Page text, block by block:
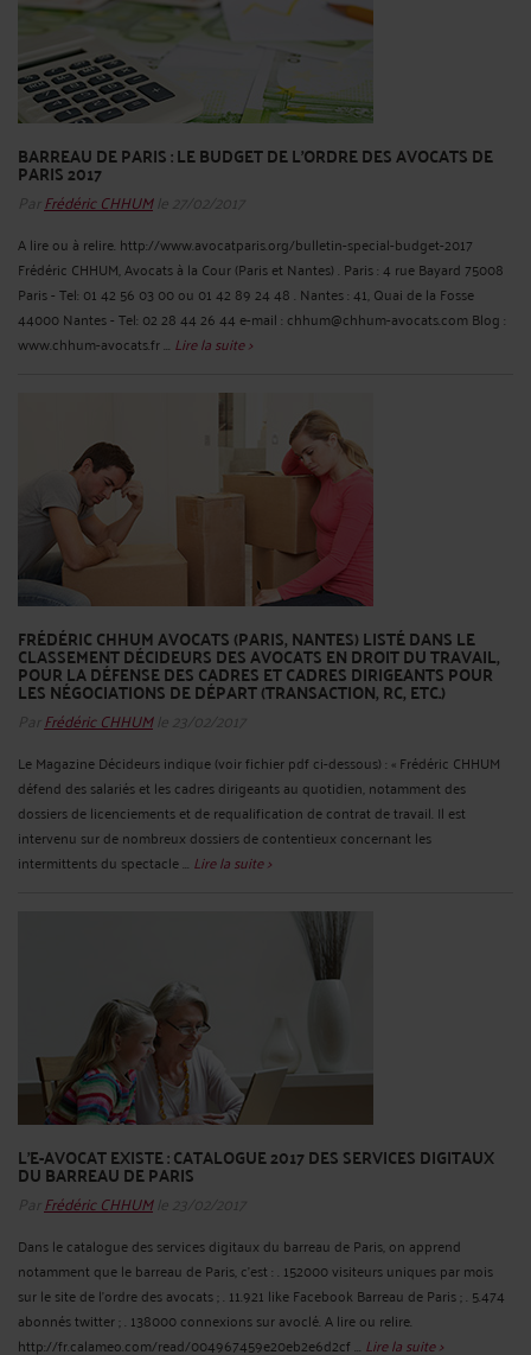
BARREAU DE PARIS : LE BUDGET DE L’ORDRE DES AVOCATS DE
PARIS 2017
Par Frédéric CHHUMle 27/02/2017
A lire ou à relire. http://www.avocatparis.org/bulletin-special-budget-2017
Frédéric CHHUM, Avocats à la Cour (Paris et Nantes) . Paris : 4 rue Bayard 75008
Paris - Tel: 01 42 56 03 00 ou 01 42 89 24 48 . Nantes : 41, Quai de la Fosse
44000 Nantes - Tel: 02 28 44 26 44 e-mail : chhum@chhum-avocats.com Blog :
www.chhum-avocats.fr ... Lire la suite >
FRÉDÉRIC CHHUM AVOCATS (PARIS, NANTES) LISTÉ DANS LE
CLASSEMENT DÉCIDEURS DES AVOCATS EN DROIT DU TRAVAIL,
POUR LA DÉFENSE DES CADRES ET CADRES DIRIGEANTS POUR
LES NÉGOCIATIONS DE DÉPART (TRANSACTION, RC, ETC.)
Par Frédéric CHHUMle 23/02/2017
Le Magazine Décideurs indique (voir fichier pdf ci-dessous) : « Frédéric CHHUM
défend des salariés et les cadres dirigeants au quotidien, notamment des
dossiers de licenciements et de requalification de contrat de travail. Il est
intervenu sur de nombreux dossiers de contentieux concernant les
intermittents du spectacle ... Lire la suite >
L’E-AVOCAT EXISTE : CATALOGUE 2017 DES SERVICES DIGITAUX
DU BARREAU DE PARIS
Par Frédéric CHHUMle 23/02/2017
Dans le catalogue des services digitaux du barreau de Paris, on apprend
notamment que le barreau de Paris, c’est : . 152000 visiteurs uniques par mois
sur le site de l’ordre des avocats ; . 11.921 like Facebook Barreau de Paris ; . 5.474
abonnés twitter ; . 138000 connexions sur avoclé. A lire ou relire.
http://fr.calameo.com/read/004967459e20eb2e6d2cf ... Lire la suite >